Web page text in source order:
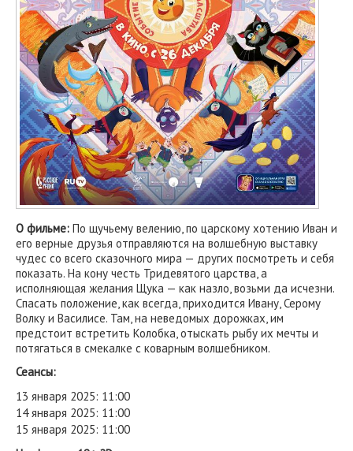
О фильме: По щучьему велению, по царскому хотению Иван и
его верные друзья отправляются на волшебную выставку
чудес со всего сказочного мира — других посмотреть и себя
показать. На кону честь Тридевятого царства, а
исполняющая желания Щука — как назло, возьми да исчезни.
Спасать положение, как всегда, приходится Ивану, Серому
Волку и Василисе. Там, на неведомых дорожках, им
предстоит встретить Колобка, отыскать рыбу их мечты и
потягаться в смекалке с коварным волшебником.
Сеансы:
13 января 2025: 11:00
14 января 2025: 11:00
15 января 2025: 11:00